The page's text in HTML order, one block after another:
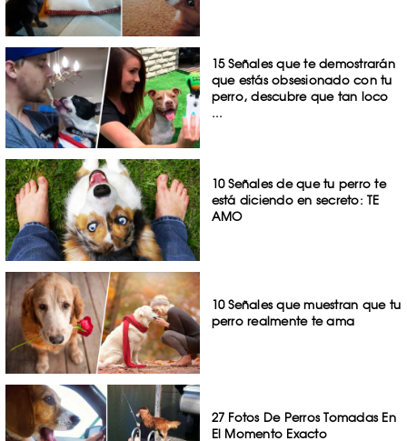
15 Señales que te demostrarán
que estás obsesionado con tu
perro, descubre que tan loco
...
10 Señales de que tu perro te
está diciendo en secreto: TE
AMO
10 Señales que muestran que tu
perro realmente te ama
27 Fotos De Perros Tomadas En
El Momento Exacto